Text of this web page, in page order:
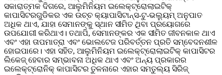
ସକାରାତ୍ମକ ଦିଗରେ, ଆଲୁମିନିୟମ ଇଲେକ୍ଟ୍ରୋଲାଇଟିକ୍
କାପାସିଟରଗୁଡିକର ଏକ ଉଚ୍ଚ କ୍ୟାପାସିଟାନ୍ସ-ଟୁ-ଭଲ୍ୟୁମ୍ ଅନୁପାତ
ଅଧିକ ଥାଏ, ଯାହା ସେମାନଙ୍କୁ ସ୍ଥାନ ସୀମିତ ଥିବା ପ୍ରୟୋଗରେ
ଉପଯୋଗୀ କରିଥାଏ। ତଥାପି, ସେମାନଙ୍କର ଏକ ସୀମିତ ଜୀବନକାଳ ଥାଏ
ଏବଂ ଏହା ତାପମାତ୍ରା ଏବଂ ଭୋଲଟେଜ ପରିବର୍ତ୍ତନ ପ୍ରତି ସମ୍ବେଦନଶୀଳ
ହୋଇପାରେ। ଏହା ସହିତ, ଆଲୁମିନିୟମ ଇଲେକ୍ଟ୍ରୋଲାଇଟିକ୍ କାପାସିଟର
ଲିକେଜ୍ ହେବାର ସମ୍ଭାବନା ଅଧିକ ଥାଏ ଏବଂ ଅନ୍ୟ ପ୍ରକାରର
ଇଲେକ୍ଟ୍ରୋନିକ୍ କାପାସିଟର ତୁଳନାରେ ଏହାର ସମତୁଲ୍ୟ ସିରିଜ୍